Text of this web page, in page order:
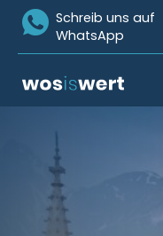
Icon Whatsapp
Schreib uns auf
WhatsApp